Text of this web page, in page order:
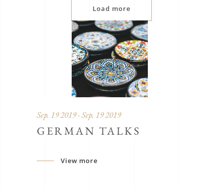
Load more
Sep. 19 2019 - Sep. 19 2019
GERMAN TALKS
View more